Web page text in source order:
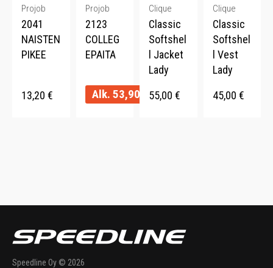
Projob
2041
NAISTEN
PIKEE
13,20 €
Projob
2123
COLLEG
EPAITA
Alk. 53,90
Clique
Classic
Softshel
l Jacket
Lady
55,00 €
Clique
Classic
Softshel
l Vest
Lady
45,00 €
Speedline Oy © 2026